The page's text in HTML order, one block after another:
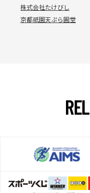
株式会社たけびし
京都祇園天ぷら圓堂
REL